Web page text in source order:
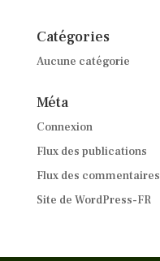
Catégories
Aucune catégorie
Méta
Connexion
Flux des publications
Flux des commentaires
Site de WordPress-FR